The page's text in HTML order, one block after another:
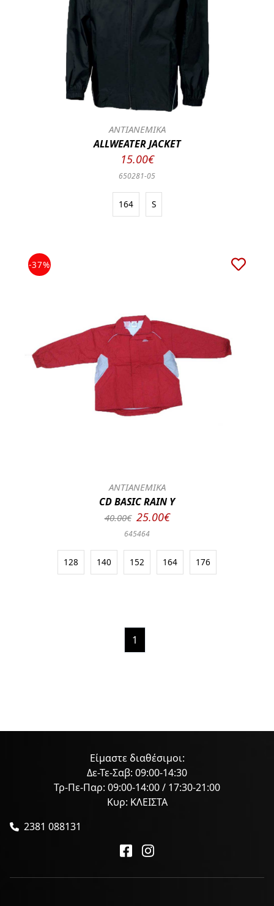
ΑΝΤΙΑΝΕΜΙΚΑ
ALLWEATER JACKET
15.00€
650281-05
164 S
-37%
ΑΝΤΙΑΝΕΜΙΚΑ
CD BASIC RAIN Y
40.00€ 25.00€
645464
128 140 152 164 176
1
Είμαστε διαθέσιμοι:
Δε-Τε-Σαβ: 09:00-14:30
Τρ-Πε-Παρ: 09:00-14:00 / 17:30-21:00
Κυρ: ΚΛΕΙΣΤΑ
2381 088131